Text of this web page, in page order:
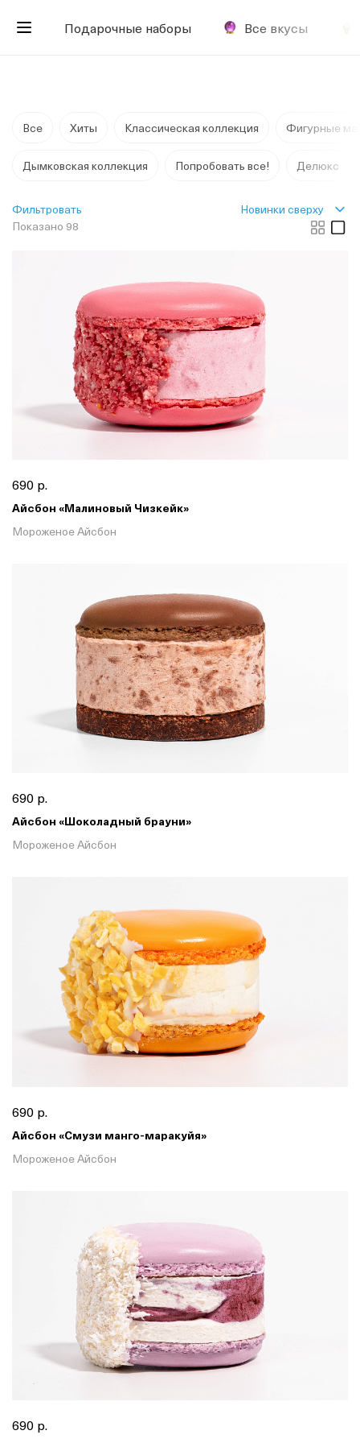
Подарочные наборы Все вкусы
Все Хиты Классическая коллекция Фигурные
Дымковская коллекция Попробовать все! Делюкс
Показано 98
Фильтровать Новинки сверху
690 р.
Айсбон «Малиновый Чизкейк»
Мороженое Айсбон
690 р.
Айсбон «Шоколадный брауни»
Мороженое Айсбон
690 р.
Айсбон «Смузи манго-маракуйя»
Мороженое Айсбон
690 р.